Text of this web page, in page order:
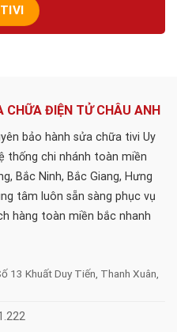
CHỮA ĐIỆN TỬ CHÂU ANH
bảo hành sửa chữa tivi Uy
thống chi nhánh toàn miền
Bắc Ninh, Bắc Giang, Hưng
tâm luôn sẵn sàng phục vụ
hàng toàn miền bắc nhanh
13 Khuất Duy Tiến, Thanh Xuân,